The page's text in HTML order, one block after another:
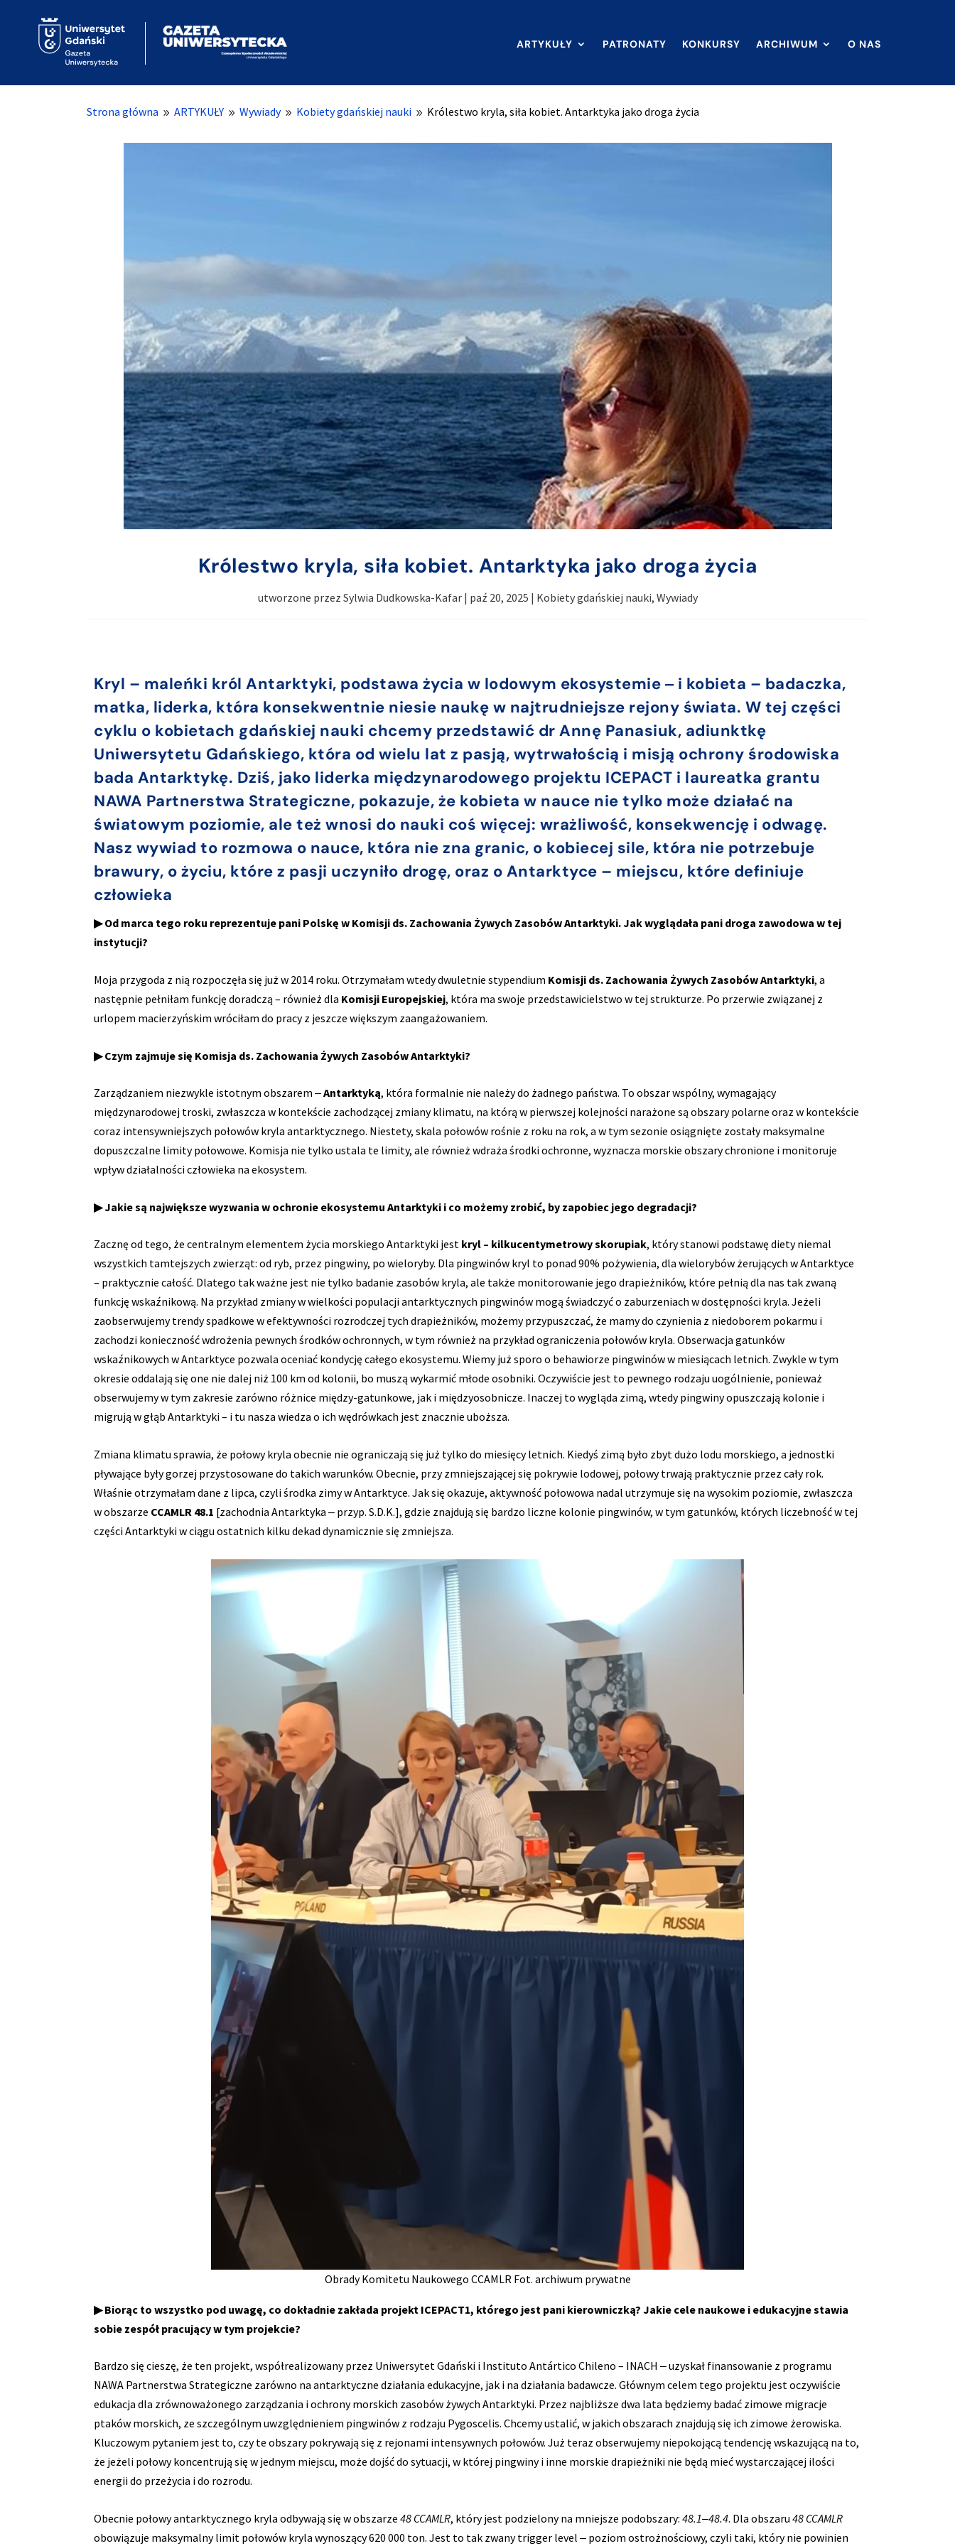
ARTYKUŁY PATRONATY KONKURSY ARCHIWUM O NAS
Strona główna 9 ARTYKUŁY 9 Wywiady 9 Kobiety gdańskiej nauki 9 Królestwo kryla, siła kobiet. Antarktyka jako droga życia
Królestwo kryla, siła kobiet. Antarktyka jako droga życia
utworzone przez Sylwia Dudkowska-Kafar| paź 20, 2025 | Kobiety gdańskiej nauki, Wywiady
Kryl – maleńki król Antarktyki, podstawa życia w lodowym ekosystemie ‒ i kobieta – badaczka,
matka, liderka, która konsekwentnie niesie naukę w najtrudniejsze rejony świata. W tej części
cyklu o kobietach gdańskiej nauki chcemy przedstawić dr Annę Panasiuk, adiunktkę
Uniwersytetu Gdańskiego, która od wielu lat z pasją, wytrwałością i misją ochrony środowiska
bada Antarktykę. Dziś, jako liderka międzynarodowego projektu ICEPACT i laureatka grantu
NAWA Partnerstwa Strategiczne, pokazuje, że kobieta w nauce nie tylko może działać na
światowym poziomie, ale też wnosi do nauki coś więcej: wrażliwość, konsekwencję i odwagę.
Nasz wywiad to rozmowa o nauce, która nie zna granic, o kobiecej sile, która nie potrzebuje
brawury, o życiu, które z pasji uczyniło drogę, oraz o Antarktyce – miejscu, które definiuje
człowieka
▶ Od marca tego roku reprezentuje pani Polskę w Komisji ds. Zachowania Żywych Zasobów Antarktyki. Jak wyglądała pani droga zawodowa w tej
instytucji?
Moja przygoda z nią rozpoczęła się już w 2014 roku. Otrzymałam wtedy dwuletnie stypendium Komisji ds. Zachowania Żywych Zasobów Antarktyki, a
następnie pełniłam funkcję doradczą – również dla Komisji Europejskiej, która ma swoje przedstawicielstwo w tej strukturze. Po przerwie związanej z
urlopem macierzyńskim wróciłam do pracy z jeszcze większym zaangażowaniem.
▶ Czym zajmuje się Komisja ds. Zachowania Żywych Zasobów Antarktyki?
Zarządzaniem niezwykle istotnym obszarem ‒Antarktyką, która formalnie nie należy do żadnego państwa. To obszar wspólny, wymagający
międzynarodowej troski, zwłaszcza w kontekście zachodzącej zmiany klimatu, na którą w pierwszej kolejności narażone są obszary polarne oraz w kontekście
coraz intensywniejszych połowów kryla antarktycznego. Niestety, skala połowów rośnie z roku na rok, a w tym sezonie osiągnięte zostały maksymalne
dopuszczalne limity połowowe. Komisja nie tylko ustala te limity, ale również wdraża środki ochronne, wyznacza morskie obszary chronione i monitoruje
wpływ działalności człowieka na ekosystem.
▶ Jakie są największe wyzwania w ochronie ekosystemu Antarktyki i co możemy zrobić, by zapobiec jego degradacji?
Zacznę od tego, że centralnym elementem życia morskiego Antarktyki jest kryl – kilkucentymetrowy skorupiak, który stanowi podstawę diety niemal
wszystkich tamtejszych zwierząt: od ryb, przez pingwiny, po wieloryby. Dla pingwinów kryl to ponad 90% pożywienia, dla wielorybów żerujących w Antarktyce
– praktycznie całość. Dlatego tak ważne jest nie tylko badanie zasobów kryla, ale także monitorowanie jego drapieżników, które pełnią dla nas tak zwaną
funkcję wskaźnikową. Na przykład zmiany w wielkości populacji antarktycznych pingwinów mogą świadczyć o zaburzeniach w dostępności kryla. Jeżeli
zaobserwujemy trendy spadkowe w efektywności rozrodczej tych drapieżników, możemy przypuszczać, że mamy do czynienia z niedoborem pokarmu i
zachodzi konieczność wdrożenia pewnych środków ochronnych, w tym również na przykład ograniczenia połowów kryla. Obserwacja gatunków
wskaźnikowych w Antarktyce pozwala oceniać kondycję całego ekosystemu. Wiemy już sporo o behawiorze pingwinów w miesiącach letnich. Zwykle w tym
okresie oddalają się one nie dalej niż 100 km od kolonii, bo muszą wykarmić młode osobniki. Oczywiście jest to pewnego rodzaju uogólnienie, ponieważ
obserwujemy w tym zakresie zarówno różnice między-gatunkowe, jak i międzyosobnicze. Inaczej to wygląda zimą, wtedy pingwiny opuszczają kolonie i
migrują w głąb Antarktyki – i tu nasza wiedza o ich wędrówkach jest znacznie uboższa.
Zmiana klimatu sprawia, że połowy kryla obecnie nie ograniczają się już tylko do miesięcy letnich. Kiedyś zimą było zbyt dużo lodu morskiego, a jednostki
pływające były gorzej przystosowane do takich warunków. Obecnie, przy zmniejszającej się pokrywie lodowej, połowy trwają praktycznie przez cały rok.
Właśnie otrzymałam dane z lipca, czyli środka zimy w Antarktyce. Jak się okazuje, aktywność połowowa nadal utrzymuje się na wysokim poziomie, zwłaszcza
w obszarze CCAMLR 48.1 [zachodnia Antarktyka ‒ przyp. S.D.K.], gdzie znajdują się bardzo liczne kolonie pingwinów, w tym gatunków, których liczebność w tej
części Antarktyki w ciągu ostatnich kilku dekad dynamicznie się zmniejsza.
Obrady Komitetu Naukowego CCAMLR Fot. archiwum prywatne
▶ Biorąc to wszystko pod uwagę, co dokładnie zakłada projekt ICEPACT1, którego jest pani kierowniczką? Jakie cele naukowe i edukacyjne stawia
sobie zespół pracujący w tym projekcie?
Bardzo się cieszę, że ten projekt, współrealizowany przez Uniwersytet Gdański i Instituto Antártico Chileno – INACH ‒ uzyskał finansowanie z programu
NAWA Partnerstwa Strategiczne zarówno na antarktyczne działania edukacyjne, jak i na działania badawcze. Głównym celem tego projektu jest oczywiście
edukacja dla zrównoważonego zarządzania i ochrony morskich zasobów żywych Antarktyki. Przez najbliższe dwa lata będziemy badać zimowe migracje
ptaków morskich, ze szczególnym uwzględnieniem pingwinów z rodzaju Pygoscelis. Chcemy ustalić, w jakich obszarach znajdują się ich zimowe żerowiska.
Kluczowym pytaniem jest to, czy te obszary pokrywają się z rejonami intensywnych połowów. Już teraz obserwujemy niepokojącą tendencję wskazującą na to,
że jeżeli połowy koncentrują się w jednym miejscu, może dojść do sytuacji, w której pingwiny i inne morskie drapieżniki nie będą mieć wystarczającej ilości
energii do przeżycia i do rozrodu.
Obecnie połowy antarktycznego kryla odbywają się w obszarze 48 CCAMLR, który jest podzielony na mniejsze podobszary: 48.1‒48.4. Dla obszaru 48 CCAMLR
obowiązuje maksymalny limit połowów kryla wynoszący 620 000 ton. Jest to tak zwany trigger level ‒ poziom ostrożnościowy, czyli taki, który nie powinien